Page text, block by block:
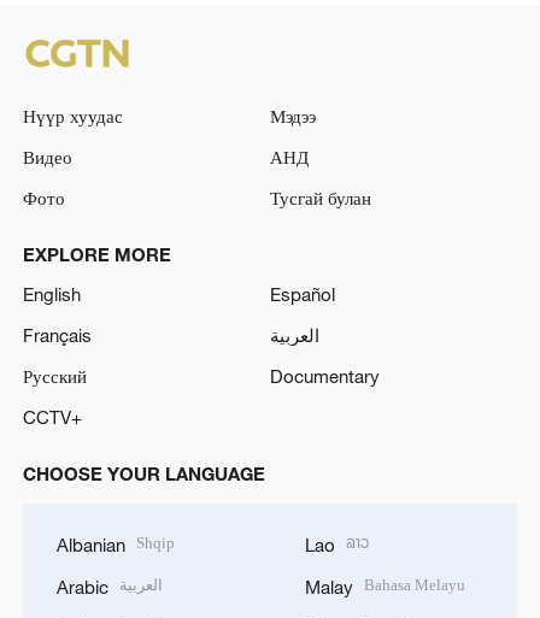
Нүүр хуудас
Мэдээ
Видео
АНД
Фото
Тусгай булан
EXPLORE MORE
English
Español
Français
العربية
Русский
Documentary
CCTV+
CHOOSE YOUR LANGUAGE
Albanian Shqip
Arabic العربية
Lao ລາວ
Malay Bahasa Melayu